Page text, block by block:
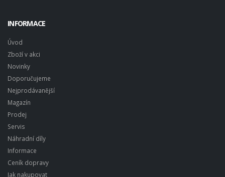
INFORMACE
Úvod
Zboží v akci
Novinky
Doporučujeme
Nejprodávanější
Magazín
Prodej
Servis
Náhradní díly
Informace
Ceník dopravy
Jak nakupovat